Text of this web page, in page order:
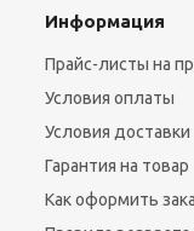
Информация
Прайс-листы на
Условия оплаты
Условия доставки
Гарантия на товар
Как оформить